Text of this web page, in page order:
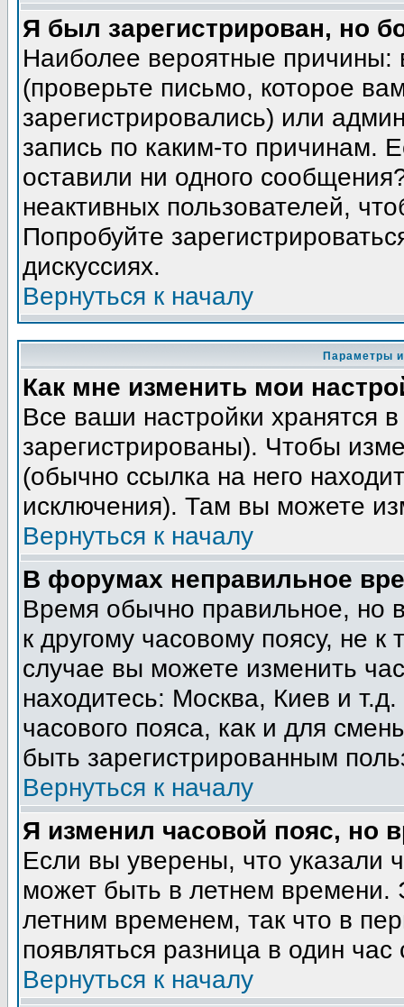
Я был зарегистрирован, но
Наиболее вероятные
(проверьте письмо, которое
зарегистрировались) или
запись по каким-то причинам.
оставили ни одного
неактивных пользователей,
Попробуйте
дискуссиях.
Вернуться к началу
Параметры
Как мне изменить мои
Все ваши настройки хранятся
зарегистрированы). Чтобы
(обычно ссылка на него
исключения). Там вы можете
Вернуться к началу
В форумах неправильное
Время обычно правильное, но
к другому часовому поясу, не
случае вы можете изменить
находитесь: Москва, Киев и
часового пояса, как и для
быть зарегистрированным
Вернуться к началу
Я изменил часовой пояс, но
Если вы уверены, что указали
может быть в летнем времени.
летним временем, так что в
появляться разница в один
Вернуться к началу